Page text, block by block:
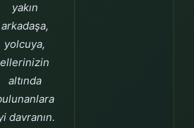
yakın
arkadaşa,
yolcuya,
ellerinizin
altında
davranın.